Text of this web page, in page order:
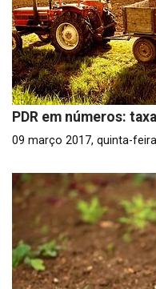
PDR em números:
09 março 2017, quinta-feira